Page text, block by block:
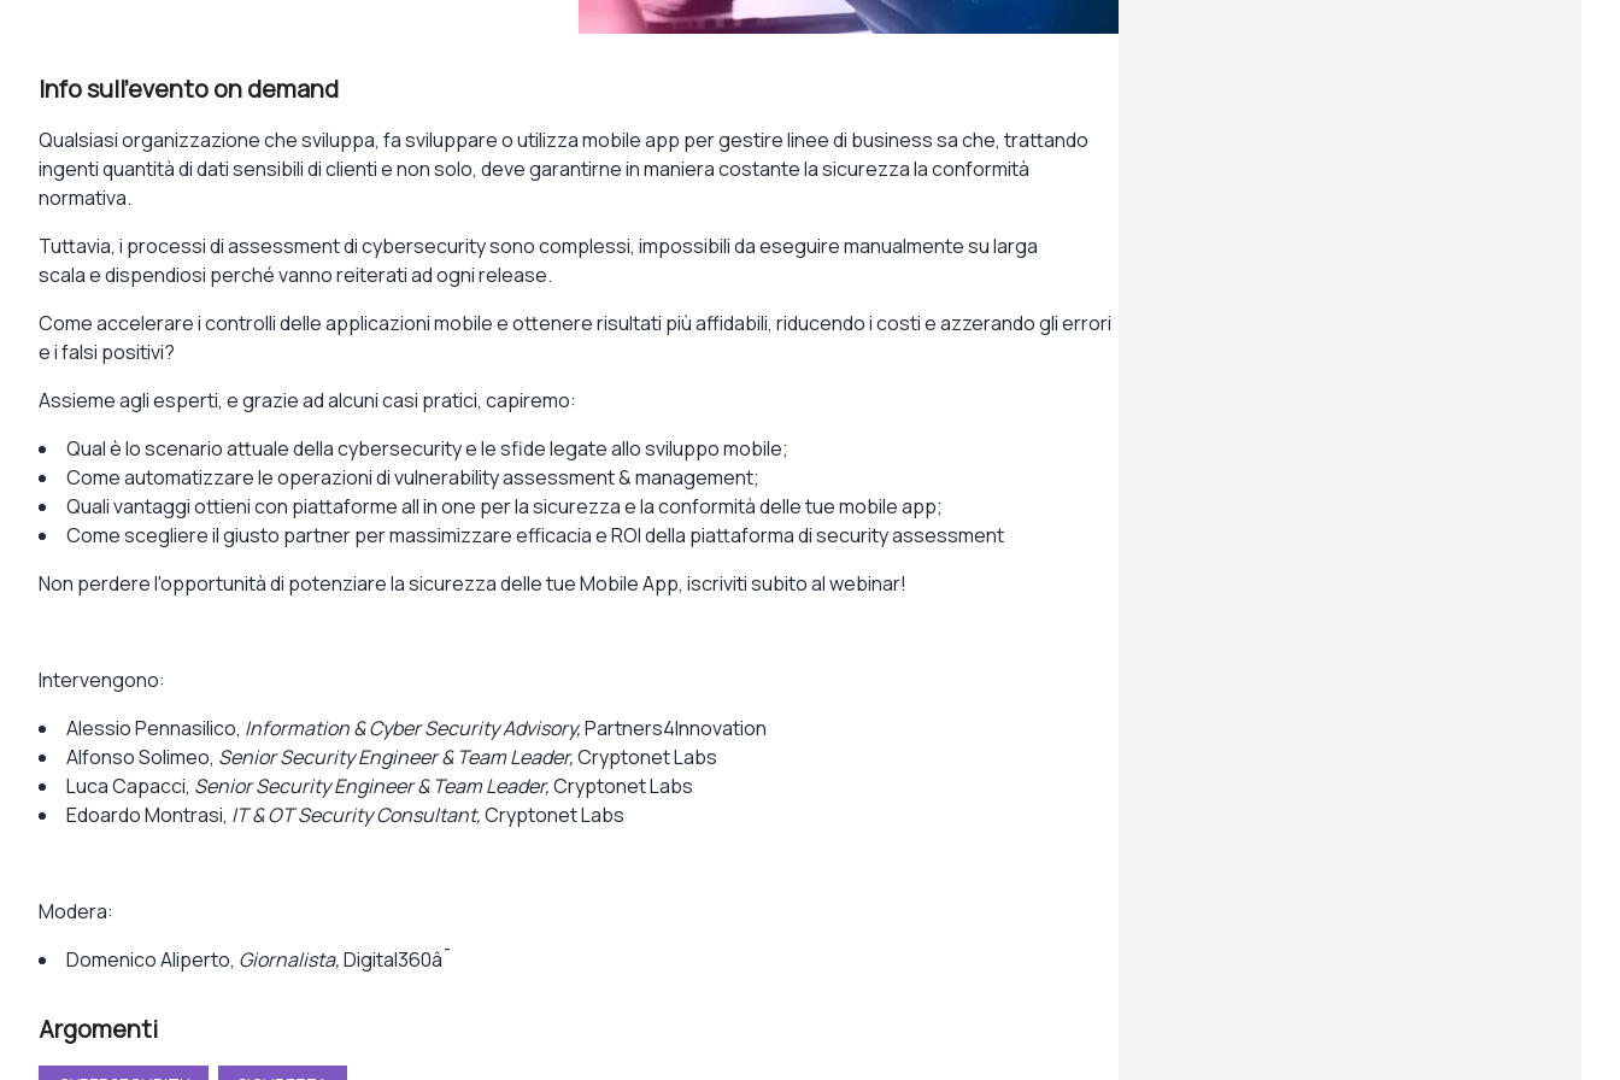
Info sull'evento on demand
Qualsiasiorganizzazione chesviluppa, fa sviluppare o utilizza mobile app per gestire linee di business sa che, trattando
ingenti quantità didati sensibilidi clienti e non solo, devegarantirne in maniera costante la sicurezza la conformità
normativa.
Tuttavia, i processi di assessment di cybersecurity sonocomplessi, impossibili da eseguire manualmente su larga
scalaedispendiosi perchévanno reiteratiad ogni release.
Comeaccelerare i controlli delle applicazioni mobilee ottenererisultati più affidabili, riducendo i costi e azzerando gli errori
e i falsi positivi?
Assieme agli esperti, e grazie ad alcunicasi pratici, capiremo:
Qual è loscenario attuale della cybersecuritye le sfide legate allo sviluppo mobile;
Come automatizzare le operazioni divulnerability assessment & management;
Qualivantaggi ottieni con piattaforme all in one per la sicurezza e la conformità delle tue mobile app;
Come scegliere il giusto partnerper massimizzare efficacia e ROI della piattaformadi security assessment
Non perdere l'opportunità di potenziare la sicurezza delle tue Mobile App, iscriviti subito al webinar!
Intervengono:
Alessio Pennasilico, Information & Cyber Security Advisory,Partners4Innovation
Alfonso Solimeo, Senior Security Engineer & Team Leader,Cryptonet Labs
Luca Capacci, Senior Security Engineer & Team Leader,Cryptonet Labs
Edoardo Montrasi, IT & OT Security Consultant,Cryptonet Labs
Modera:
Domenico Aliperto, Giornalista,Digital360â¯
Argomenti